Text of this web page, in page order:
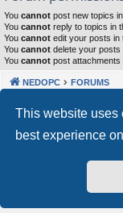
This website uses
best experience
You cannot post new topics
You cannot reply to topics in
You cannot edit your posts in
You cannot delete your posts
You cannot post attachments
NEDOPC FORUMS
Powered
This